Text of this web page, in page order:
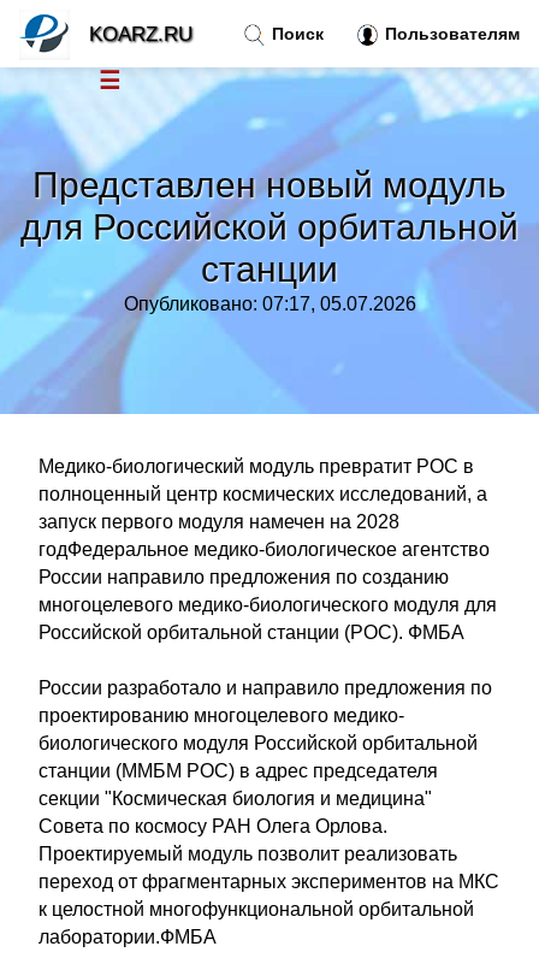
Представлен новый модуль
для Российской орбитальной
станции
Опубликовано: 07:17, 05.07.2026
Медико-биологический модуль превратит РОС в
полноценный центр космических исследований, а
запуск первого модуля намечен на 2028
годФедеральное медико-биологическое агентство
России направило предложения по созданию
многоцелевого медико-биологического модуля для
Российской орбитальной станции (РОС). ФМБА
России разработало и направило предложения по
проектированию многоцелевого медико-
биологического модуля Российской орбитальной
станции (ММБМ РОС) в адрес председателя
секции "Космическая биология и медицина"
Совета по космосу РАН Олега Орлова.
Проектируемый модуль позволит реализовать
переход от фрагментарных экспериментов на МКС
к целостной многофункциональной орбитальной
лаборатории.ФМБА
Поиск Пользователям
KOARZ.RU
☰
Новости
Тренды новостей»
»
Правила »
Контакт»